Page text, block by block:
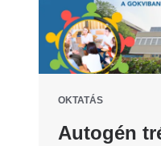
OKTATÁS
Autogén